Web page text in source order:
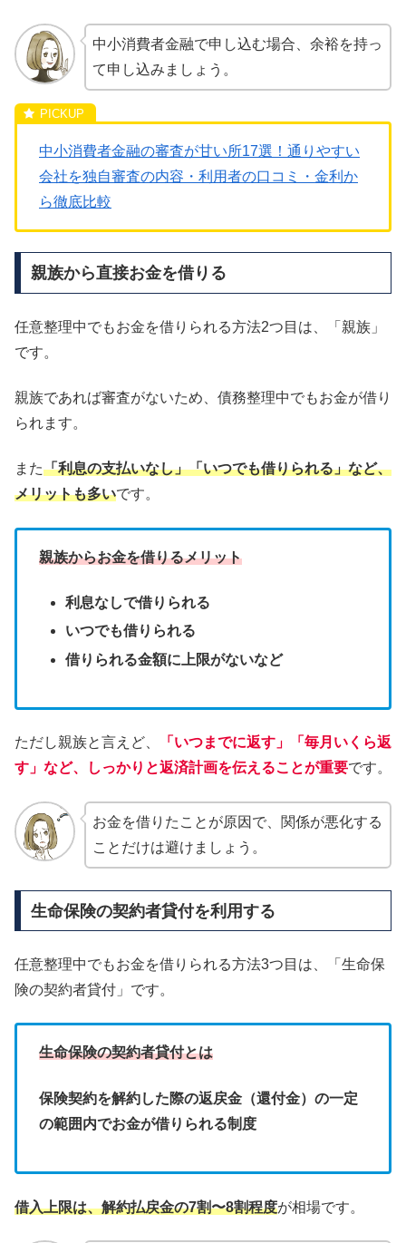
中小消費者金融で申し込む場合、余裕を持っ
て申し込みましょう。
中小消費者金融の審査が甘い所17選！通りやすい
会社を独自審査の内容・利用者の口コミ・金利か
ら徹底比較
親族から直接お金を借りる
任意整理中でもお金を借りられる方法2つ目は、「親族」
です。
親族であれば審査がないため、債務整理中でもお金が借り
られます。
また「利息の支払いなし」「いつでも借りられる」など、
メリットも多いです。
親族からお金を借りるメリット
利息なしで借りられる
いつでも借りられる
借りられる金額に上限がないなど
ただし親族と言えど、
「いつまでに返す」「毎月いくら返
す」など、しっかりと返済計画を伝えることが重要です。
お金を借りたことが原因で、関係が悪化する
ことだけは避けましょう。
生命保険の契約者貸付を利用する
任意整理中でもお金を借りられる方法3つ目は、「生命保
険の契約者貸付」です。
生命保険の契約者貸付とは
保険契約を解約した際の返戻金（還付金）の一定
の範囲内でお金が借りられる制度
借入上限は、解約払戻金の7割〜8割程度が相場です。